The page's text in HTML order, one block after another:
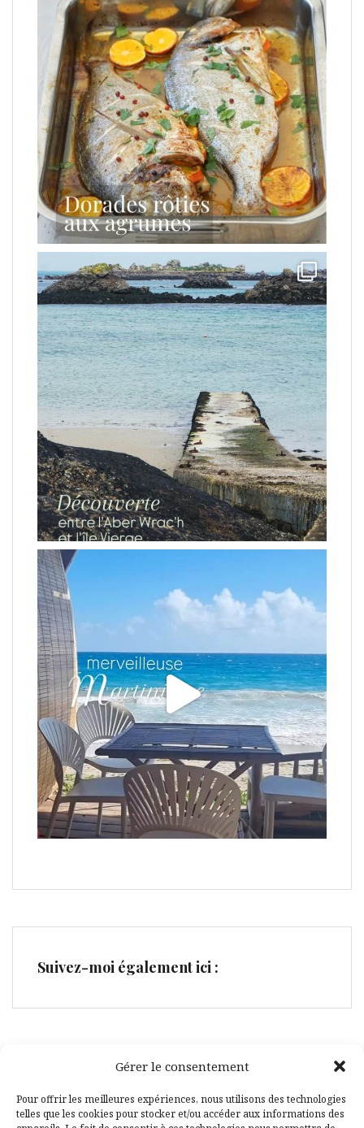
Gérer le consentement
Pour offrir les meilleures expériences, nous utilisons des technologies
telles que les cookies pour stocker et/ou accéder aux informations des
Suivez-moi également ici :
Facebook
Pinterest